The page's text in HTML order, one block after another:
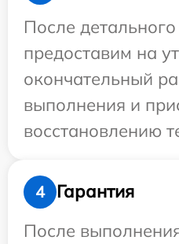
После
предоставим на
окончательный
выполнения и
восстановлению
4
Гарантия
После